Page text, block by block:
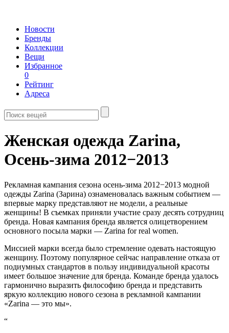
Новости
Бренды
Коллекции
Вещи
Избранное
0
Рейтинг
Адреса
Женская одежда Zarina,
Осень-зима 2012−2013
Рекламная кампания сезона осень-зима 2012−2013 модной
одежды Zarina (Зарина) ознаменовалась важным событием —
впервые марку представляют не модели, а реальные
женщины! В съемках приняли участие сразу десять сотрудниц
бренда. Новая кампания бренда является олицетворением
основного посыла марки — Zarina for real women.
Миссией марки всегда было стремление одевать настоящую
женщину. Поэтому популярное сейчас направление отказа от
подиумных стандартов в пользу индивидуальной красоты
имеет большое значение для бренда. Команде бренда удалось
гармонично выразить философию бренда и представить
яркую коллекцию нового сезона в рекламной кампании
«Zarina — это мы».
“